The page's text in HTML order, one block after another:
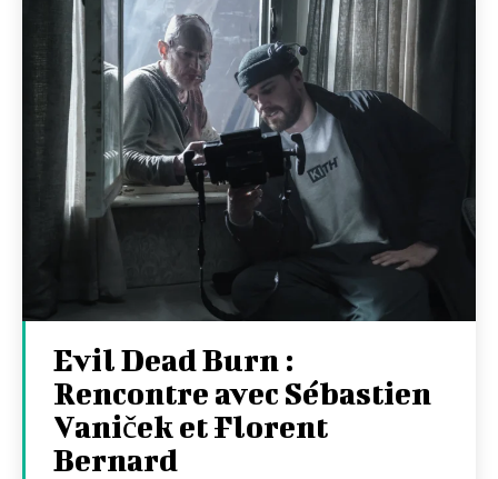
Evil Dead Burn :
Rencontre avec Sébastien
Vaniček et Florent
Bernard